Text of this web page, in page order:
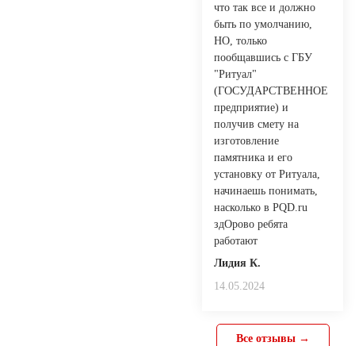
что так все и должно
быть по умолчанию,
НО, только
пообщавшись с ГБУ
"Ритуал"
(ГОСУДАРСТВЕННОЕ
предприятие) и
получив смету на
изготовление
памятника и его
установку от Ритуала,
начинаешь понимать,
насколько в PQD.ru
здОрово ребята
работают
Лидия К.
14.05.2024
Все отзывы →